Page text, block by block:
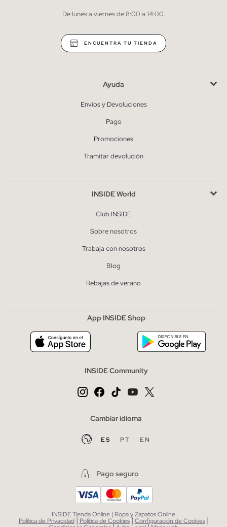
* Puedes cancelar la suscripción en cualquier momento.
De lunes a viernes de 8:00 a 14:00.
ENCUENTRA TU TIENDA
Ayuda
Envíos y Devoluciones
Pago
Promociones
Tramitar devolución
INSIDE World
Club INSIDE
Sobre nosotros
Trabaja con nosotros
Blog
Rebajas de verano
App INSIDE Shop
INSIDE Community
Cambiar idioma
ES PT EN
Pago seguro
INSIDE Tienda Online | Ropa y Zapatos Online
Política de Privacidad | Política de Cookies| Configuración de Cookies |